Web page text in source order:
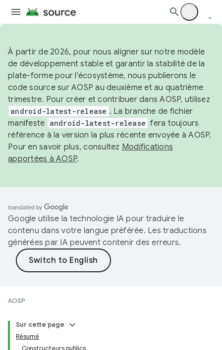
À partir de 2026, pour nous aligner sur notre modèle
de développement stable et garantir la stabilité de la
plate-forme pour l'écosystème, nous publierons le
code source sur AOSP au deuxième et au quatrième
trimestre. Pour créer et contribuer dans AOSP, utilisez
android-latest-release . La branche de fichier
manifeste android-latest-release fera toujours
référence à la version la plus récente envoyée à AOSP.
Pour en savoir plus, consultez Modifications
apportées à AOSP.
Google utilise la technologie IA pour traduire le
contenu dans votre langue préférée. Les traductions
générées par IA peuvent contenir des erreurs.
AOSP
Sur cette page
Résumé
Constructeurs publics